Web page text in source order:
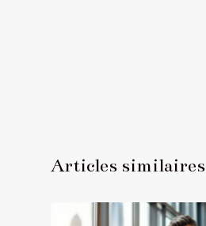
Articles similaires